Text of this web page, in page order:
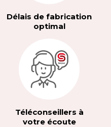
Délais de fabrication
optimal
Téléconseillers à
votre écoute